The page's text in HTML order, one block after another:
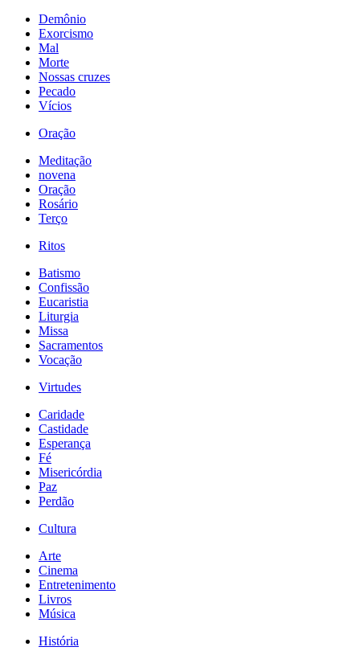
Demônio
Exorcismo
Mal
Morte
Nossas cruzes
Pecado
Vícios
Oração
Meditação
novena
Oração
Rosário
Terço
Ritos
Batismo
Confissão
Eucaristia
Liturgia
Missa
Sacramentos
Vocação
Virtudes
Caridade
Castidade
Esperança
Fé
Misericórdia
Paz
Perdão
Cultura
Arte
Cinema
Entretenimento
Livros
Música
História